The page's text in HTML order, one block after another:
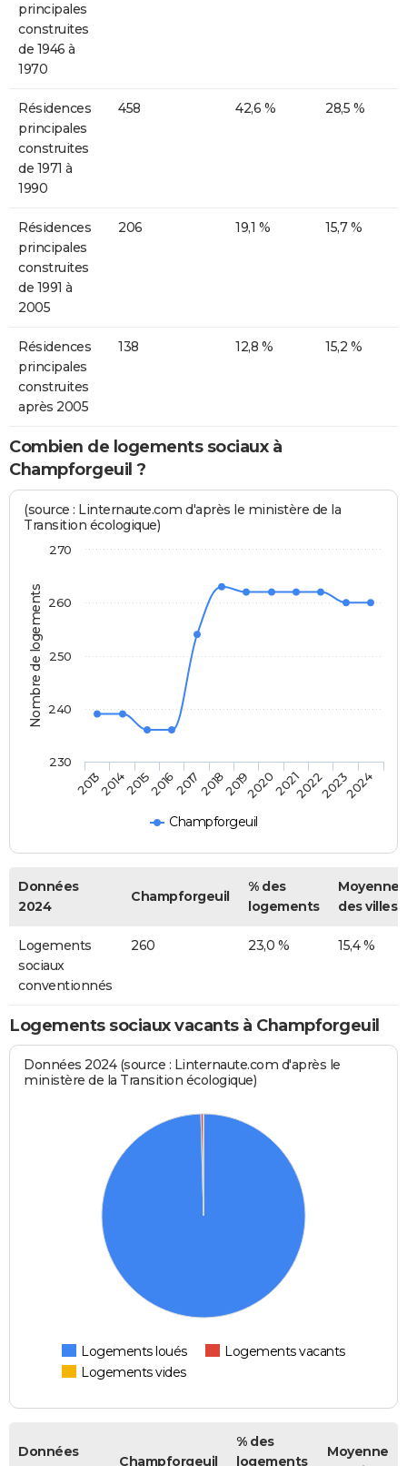
principales
construites
de 1946 à
1970
Résidences
principales
construites
de 1971 à
1990
458 42,6 % 28,5 %
Résidences
principales
construites
de 1991 à
2005
206 19,1 % 15,7 %
Résidences
principales
construites
après 2005
138 12,8 % 15,2 %
Combien de logements sociaux à
Champforgeuil ?
Nombre de logements
(source : Linternaute.com d'après le ministère de la
Transition écologique)
Champforgeuil
201320142015201620172018201920202021202220232024
230
240
250
260
270
Données
2024
Champforgeuil
% des
logements
Moyenne
des villes
Logements
sociaux
conventionnés
260 23,0 % 15,4 %
Logements sociaux vacants à Champforgeuil
Données 2024 (source : Linternaute.com d'après le
ministère de la Transition écologique)
Logements loués
Logements vacants
Logements vides
Données
Champforgeuil
% des
logements
Moyenne